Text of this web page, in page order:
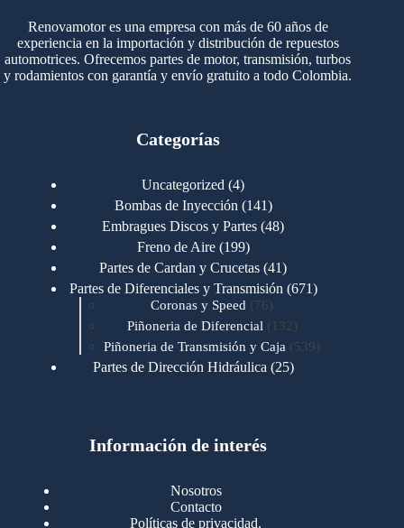
Renovamotor es una empresa con más de 60 años de
experiencia en la importación y distribución de repuestos
automotrices. Ofrecemos partes de motor, transmisión, turbos
y rodamientos con garantía y envío gratuito a todo Colombia.
Categorías
Uncategorized 44
productos
Bombas de Inyección 141141
productos
Embragues Discos y Partes 4848
Freno de Aire 199199
productos
Partes de Cardan y Crucetas 4141
productos
Partes de Diferenciales y Transmisión 671671
Coronas y Speed 7676
productos
Piñoneria de Diferencial 132 132
productos
Piñoneria de Transmisión y Caja 539539
Partes de Dirección Hidráulica 2525
Motores Cummins 723
Cummins B/C 855
Cummins ISF
Información de interés
Nosotros
Contacto
Políticas de privacidad.